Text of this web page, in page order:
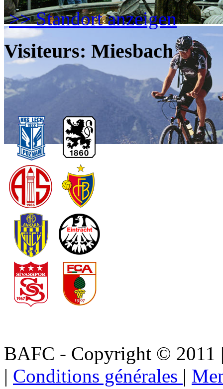
>> Standort anzeigen
Visiteurs: Miesbach
BAFC - Copyright © 2011
| Conditions générales |